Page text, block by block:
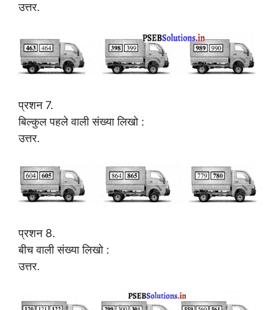
उत्तर.
प्रशन 7.
बिल्कुल पहले वाली संख्या लिखो :
उत्तर.
प्रशन 8.
बीच वाली संख्या लिखो :
उत्तर.